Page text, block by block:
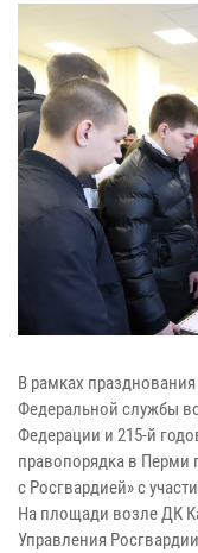
В рамках
Федеральной службы
Федерации и 215-й
правопорядка в Перми
с Росгвардией» с
На площади возле ДК
Управления